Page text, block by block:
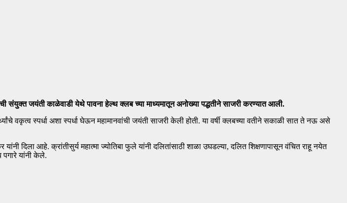
संयुक्त जयंती काळेवाडी येथे पावना हेल्थ क्लब च्या माध्यमातून अनोख्या पद्धतीने साजरी करण्यात आली.
वकृत्व स्पर्धा अशा स्पर्धा घेऊन महामानवांची जयंती साजरी केली होती. या वर्षी क्लबच्या वतीने सकाळी सात ते नऊ असे
दिला आहे. क्रांतीसुर्य महात्मा ज्योतिबा फुले यांनी दलितांसाठी शाळा उघडल्या, दलित शिक्षणापासून वंचित राहू नयेत
यांनी केले.